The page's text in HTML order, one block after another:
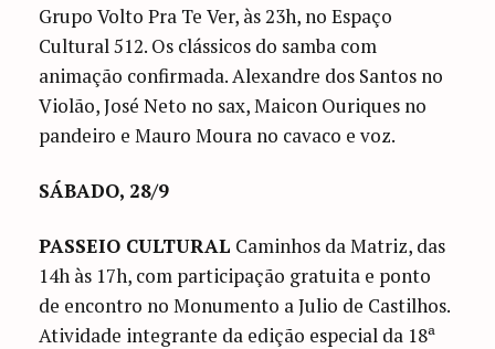
Grupo Volto Pra Te Ver, às 23h, no Espaço
Cultural 512. Os clássicos do samba com
animação confirmada. Alexandre dos Santos no
Violão, José Neto no sax, Maicon Ouriques no
pandeiro e Mauro Moura no cavaco e voz.
SÁBADO, 28/9
PASSEIO CULTURAL Caminhos da Matriz, das
14h às 17h, com participação gratuita e ponto
de encontro no Monumento a Julio de Castilhos.
Atividade integrante da edição especial da 18ª